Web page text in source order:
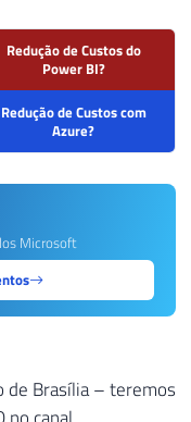
Redução de Custos do
Power BI?
Redução de Custos com
Azure?
Microsoft
Brasília – teremos